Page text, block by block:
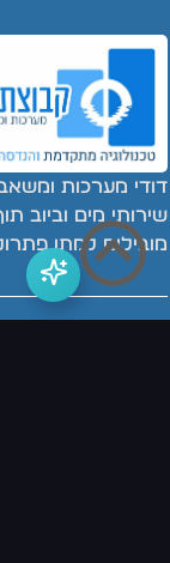
דודי מערכות
שירותי מים וביוב
מובילים למתן